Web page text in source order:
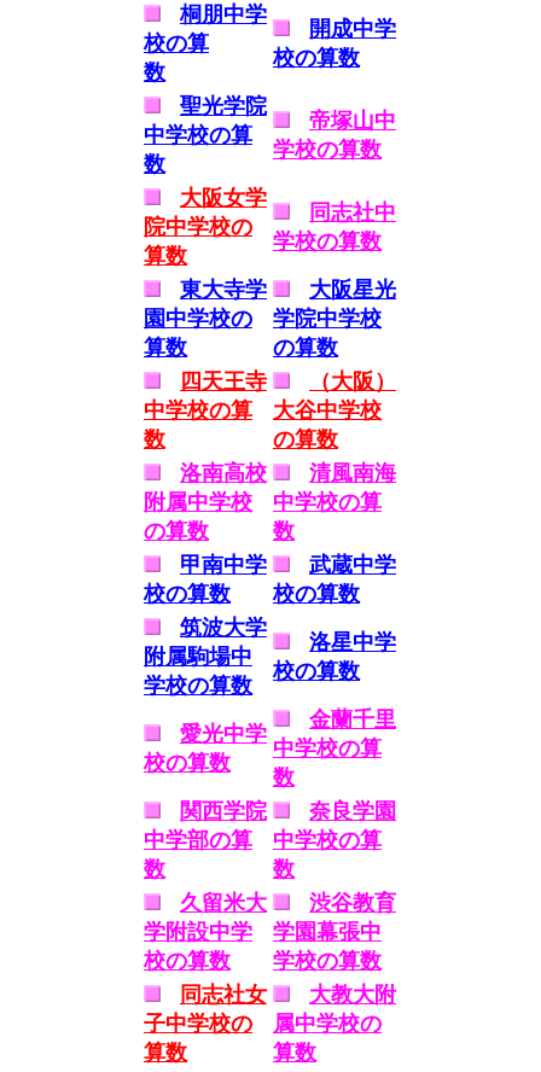
桐朋中学
校の算
数
開成中学
校の算数
聖光学院
中学校の算
数
帝塚山中
学校の算数
大阪女学
院中学校の
算数
同志社中
学校の算数
東大寺学
園中学校の
算数
大阪星光
学院中学校
の算数
四天王寺
中学校の算
数
（大阪）
大谷中学校
の算数
洛南高校
附属中学校
の算数
清風南海
中学校の算
数
甲南中学
校の算数
武蔵中学
校の算数
筑波大学
附属駒場中
学校の算数
洛星中学
校の算数
愛光中学
校の算数
金蘭千里
中学校の算
数
関西学院
中学部の算
数
奈良学園
中学校の算
数
久留米大
学附設中学
校の算数
渋谷教育
学園幕張中
学校の算数
同志社女
子中学校の
算数
大教大附
属中学校の
算数